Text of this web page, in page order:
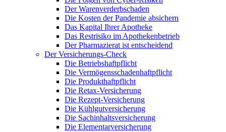
Der Warenverderbschaden
Die Kosten der Pandemie absichern
Das Kapital Ihrer Apotheke
Das Restrisiko im Apothekenbetrieb
Der Pharmazierat ist entscheidend
Der Versicherungs-Check
Die Betriebshaftpflicht
Die Vermögensschadenhaftpflicht
Die Produkthaftpflicht
Die Retax-Versicherung
Die Rezept-Versicherung
Die Kühlgutversicherung
Die Sachinhaltsversicherung
Die Elementarversicherung